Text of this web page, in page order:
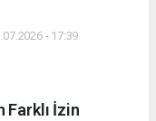
- 17:39
Farklı İzin